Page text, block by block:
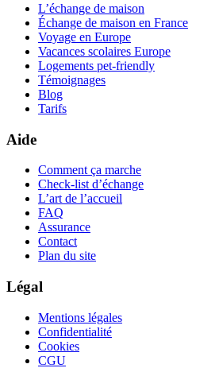
L’échange de maison
Échange de maison en France
Voyage en Europe
Vacances scolaires Europe
Logements pet-friendly
Témoignages
Blog
Tarifs
Aide
Comment ça marche
Check-list d’échange
L’art de l’accueil
FAQ
Assurance
Contact
Plan du site
Légal
Mentions légales
Confidentialité
Cookies
CGU